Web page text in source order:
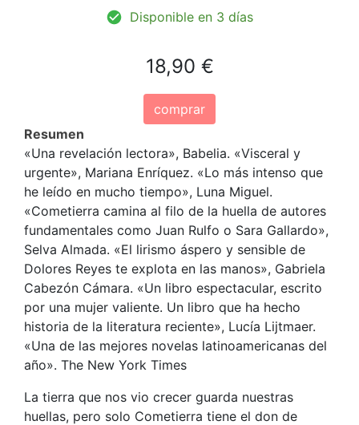
Disponible en 3 días
18,90 €
comprar
Resumen
«Una revelación lectora», Babelia. «Visceral y
urgente», Mariana Enríquez. «Lo más intenso que
he leído en mucho tiempo», Luna Miguel.
«Cometierra camina al filo de la huella de autores
fundamentales como Juan Rulfo o Sara Gallardo»,
Selva Almada. «El lirismo áspero y sensible de
Dolores Reyes te explota en las manos», Gabriela
Cabezón Cámara. «Un libro espectacular, escrito
por una mujer valiente. Un libro que ha hecho
historia de la literatura reciente», Lucía Lijtmaer.
«Una de las mejores novelas latinoamericanas del
año». The New York Times
La tierra que nos vio crecer guarda nuestras
huellas, pero solo Cometierra tiene el don de